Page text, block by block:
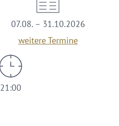
07.08. – 31.10.2026
weitere Termine
21:00